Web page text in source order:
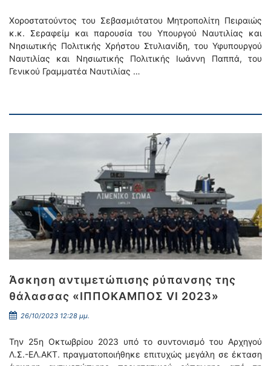
Χοροστατούντος του Σεβασμιότατου Μητροπολίτη Πειραιώς
κ.κ. Σεραφείμ και παρουσία του Υπουργού Ναυτιλίας και
Νησιωτικής Πολιτικής Χρήστου Στυλιανίδη, του Υφυπουργού
Ναυτιλίας και Νησιωτικής Πολιτικής Ιωάννη Παππά, του
Γενικού Γραμματέα Ναυτιλίας …
Άσκηση αντιμετώπισης ρύπανσης της
θάλασσας «ΙΠΠΟΚΑΜΠΟΣ VI 2023»
26/10/2023 12:28 μμ.
Την 25η Οκτωβρίου 2023 υπό το συντονισμό του Αρχηγού
Λ.Σ.-ΕΛ.ΑΚΤ. πραγματοποιήθηκε επιτυχώς μεγάλη σε έκταση